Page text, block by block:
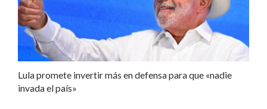
Lula promete invertir más en defensa para que «nadie
invada el país»